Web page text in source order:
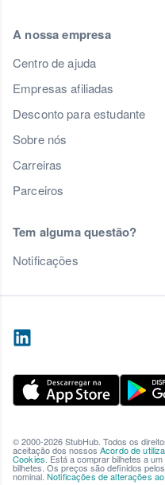
A nossa empresa
Centro de ajuda
Empresas afiliadas
Desconto para estudante
Sobre nós
Carreiras
Parceiros
Tem alguma questão?
Notificações
© 2000-2026 StubHub. Todos os
aceitação dos nossos Acordo de
Cookies . Está a comprar bilhetes a
bilhetes. Os preços são definidos
nominal. Notificações de alterações